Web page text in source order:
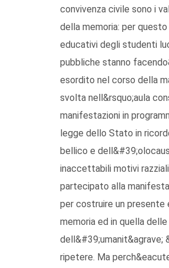
convivenza civile sono i
della memoria: per
educativi degli studenti
pubbliche stanno
esordito nel corso della
svolta nell&rsquo;aula
manifestazioni in
legge dello Stato in
bellico e
inaccettabili motivi
partecipato alla
per costruire un presente
memoria ed in quella
dell&#39;umanit&agrave;
ripetere. Ma